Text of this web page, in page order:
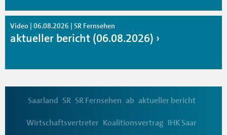
Video | 06.08.2026 | SR Fernsehen
aktueller bericht (06.08.2026)
Saarland SR SR Fernsehen ab aktueller bericht
Wirtschaftsvertreter Koalitionsvertrag IHK Saar